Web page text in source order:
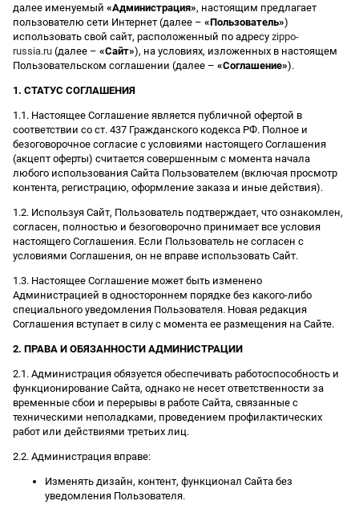
далее именуемый «Администрация», настоящим предлагает
пользователю сети Интернет (далее – «Пользователь»)
использовать свой сайт, расположенный по адресу zippo-
russia.ru (далее – «Сайт»), на условиях, изложенных в настоящем
Пользовательском соглашении (далее – «Соглашение»).
1. СТАТУС СОГЛАШЕНИЯ
1.1. Настоящее Соглашение является публичной офертой в
соответствии со ст. 437 Гражданского кодекса РФ. Полное и
безоговорочное согласие с условиями настоящего Соглашения
(акцепт оферты) считается совершенным с момента начала
любого использования Сайта Пользователем (включая просмотр
контента, регистрацию, оформление заказа и иные действия).
1.2. Используя Сайт, Пользователь подтверждает, что ознакомлен,
согласен, полностью и безоговорочно принимает все условия
настоящего Соглашения. Если Пользователь не согласен с
условиями Соглашения, он не вправе использовать Сайт.
1.3. Настоящее Соглашение может быть изменено
Администрацией в одностороннем порядке без какого-либо
специального уведомления Пользователя. Новая редакция
Соглашения вступает в силу с момента ее размещения на Сайте.
2. ПРАВА И ОБЯЗАННОСТИ АДМИНИСТРАЦИИ
2.1. Администрация обязуется обеспечивать работоспособность и
функционирование Сайта, однако не несет ответственности за
временные сбои и перерывы в работе Сайта, связанные с
техническими неполадками, проведением профилактических
работ или действиями третьих лиц.
2.2. Администрация вправе:
Изменять дизайн, контент, функционал Сайта без
уведомления Пользователя.